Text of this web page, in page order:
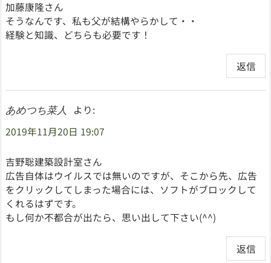
加藤康隆さん
そうなんです、私も父が結構やらかして・・
経験と知識、どちらも必要です！
返信
あめつち菜人
より:
2019年11月20日 19:07
吉野聡建築設計室さん
広告自体はウイルスでは無いのですが、そこから先、広告
をクリックしてしまった場合には、ソフトがブロックして
くれるはずです。
もし何か不都合が出たら、思い出して下さい(^^)
返信